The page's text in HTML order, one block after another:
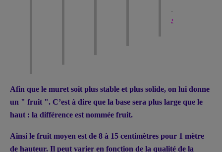
:
Afin que le muret soit plus stable et plus solide, on lui donne
un " fruit ". C’est à dire que la base sera plus large que le
haut : la différence est nommée fruit.
Ainsi le fruit moyen est de 8 à 15 centimètres pour 1 mètre
de hauteur. Il peut varier en fonction de la qualité de la